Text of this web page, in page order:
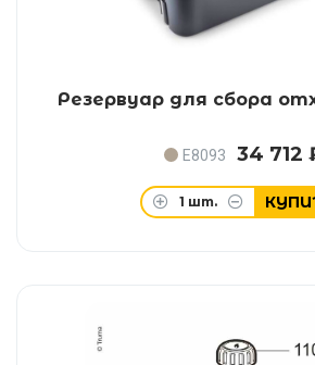
Резервуар для сбора
E8093 34 712
1 шт.